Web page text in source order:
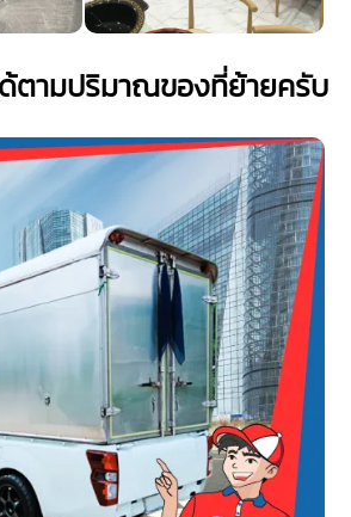
ตามปริมาณของที่ย้ายครับ